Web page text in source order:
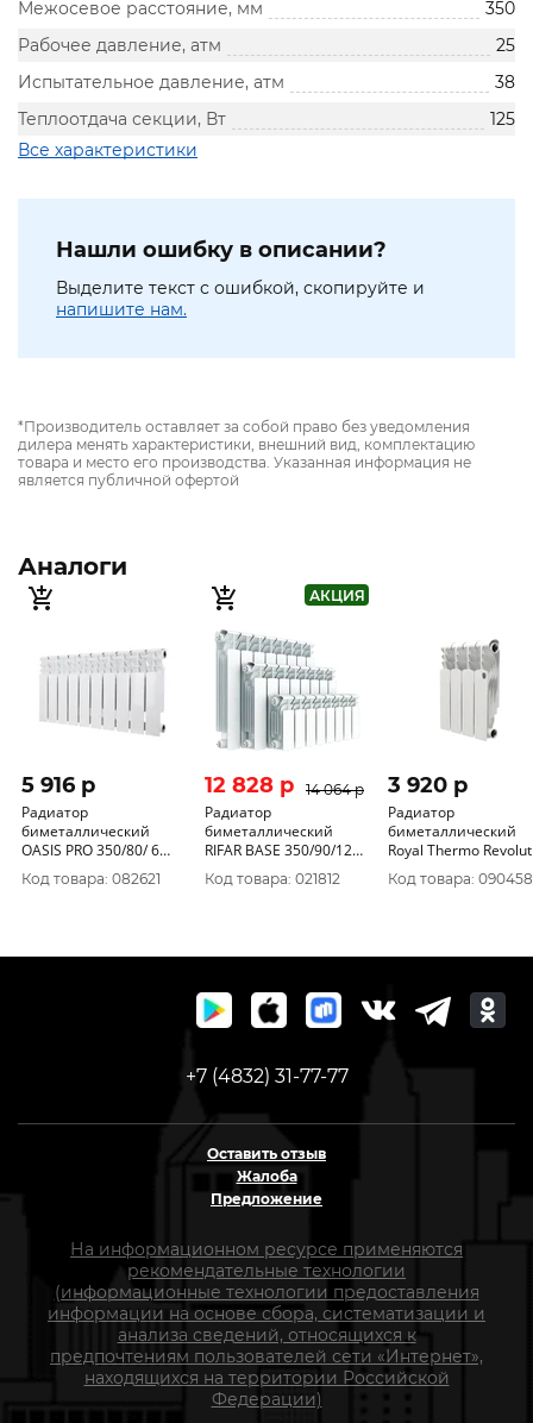
Межосевое расстояние, мм
350
Рабочее давление, атм
25
Испытательное давление, атм
38
Теплоотдача секции, Вт
125
Все характеристики
Нашли ошибку в описании?
Выделите текст с ошибкой, скопируйте и
напишите нам.
*Производитель оставляет за собой право без уведомления
дилера менять характеристики, внешний вид, комплектацию
товара и место его производства. Указанная информация не
является публичной офертой
Аналоги
5 916 p
Радиатор
биметаллический
OASIS PRO 350/80/ 6
секций 123Вт/секция
Код товара: 082621
АКЦИЯ
12 828 p 14 064 p
Радиатор
биметаллический
RIFAR BASE 350/90/12
секций 139Вт/секция
*АКЦИЯ
Код товара: 021812
3 920 p
Радиатор
биметаллический
Royal Thermo
Bimetall 350/80/ 4
секции 122Вт/с
Код товара: 090458
+7 (4832) 31-77-77
Оставить отзыв
Жалоба
Предложение
На информационном ресурсе применяются
рекомендательные технологии
(информационные технологии предоставления
информации на основе сбора, систематизации и
анализа сведений, относящихся к
предпочтениям пользователей сети «Интернет»,
находящихся на территории Российской
Федерации)